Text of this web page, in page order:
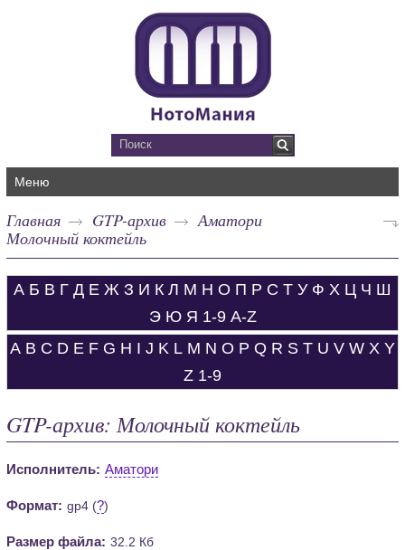
Меню
Главная GTP-архив
Аматори
Молочный коктейль
А Б В Г Д Е Ж З И К Л М Н О П Р С Т У Ф Х Ц Ч Ш
Э Ю Я 1-9 A-Z
A B C D E F G H I J K L M N O P Q R S T U V W X Y
Z 1-9
GTP-архив: Молочный коктейль
Исполнитель: Аматори
Формат: gp4 (?)
Размер файла: 32.2 Кб